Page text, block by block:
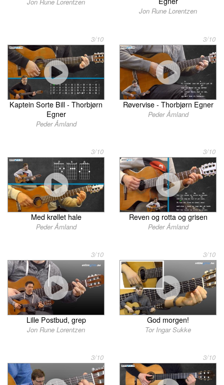
Jon Rune Lorentzen
3/10
Kaptein Sorte Bill - Thorbjørn
Egner
Peder Åmland
3/10
Røvervise - Thorbjørn Egner
Peder Åmland
3/10
Med krøllet hale
Peder Åmland
3/10
Reven og rotta og grisen
Peder Åmland
3/10
Lille Postbud, grep
Jon Rune Lorentzen
3/10
God morgen!
Tor Ingar Sukke
3/10 3/10